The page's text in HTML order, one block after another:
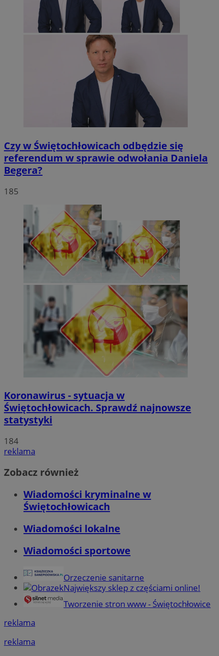
Czy w Świętochłowicach odbędzie się
referendum w sprawie odwołania Daniela
Begera?
185
Koronawirus - sytuacja w
Świętochłowicach. Sprawdź najnowsze
statystyki
184
reklama
Zobacz również
Wiadomości kryminalne w
Świętochłowicach
Wiadomości lokalne
Wiadomości sportowe
Orzeczenie sanitarne
Największy sklep z częściami online!
Tworzenie stron www - Świętochłowice
reklama
reklama